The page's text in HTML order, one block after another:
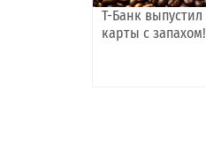
Т-Банк выпустил
карты с запахом!